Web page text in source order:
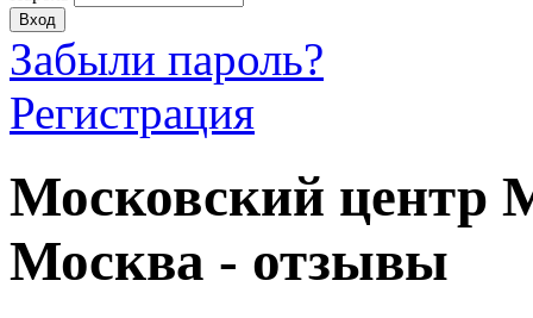
Забыли пароль?
Регистрация
Московский центр
Москва - отзывы